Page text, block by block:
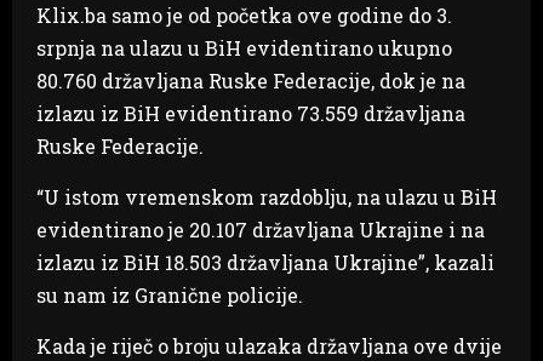
Klix.ba samo je od početka ove godine do 3.
srpnja na ulazu u BiH evidentirano ukupno
80.760 državljana Ruske Federacije, dok je na
izlazu iz BiH evidentirano 73.559 državljana
Ruske Federacije.
“U istom vremenskom razdoblju, na ulazu u BiH
evidentirano je 20.107 državljana Ukrajine i na
izlazu iz BiH 18.503 državljana Ukrajine”, kazali
su nam iz Granične policije.
Kada je riječ o broju ulazaka državljana ove dvije